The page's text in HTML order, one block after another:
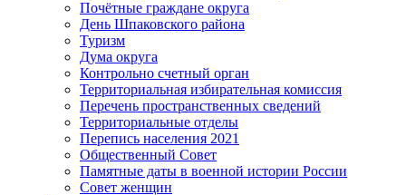
Почётные граждане округа
День Шпаковского района
Туризм
Дума округа
Контрольно счетный орган
Территориальная избирательная комиссия
Перечень пространственных сведений
Территориальные отделы
Перепись населения 2021
Общественный Совет
Памятные даты в военной истории России
Совет женщин